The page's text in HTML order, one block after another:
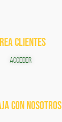
CLIENTES
ACCEDER
CON NOSOTROS